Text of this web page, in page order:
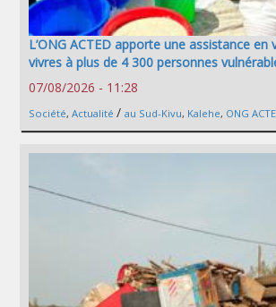
L’ONG ACTED apporte une assistance en
vivres à plus de 4 300 personnes
07/08/2026 - 11:28
Société, Actualité / au Sud-Kivu, Kalehe, ONG